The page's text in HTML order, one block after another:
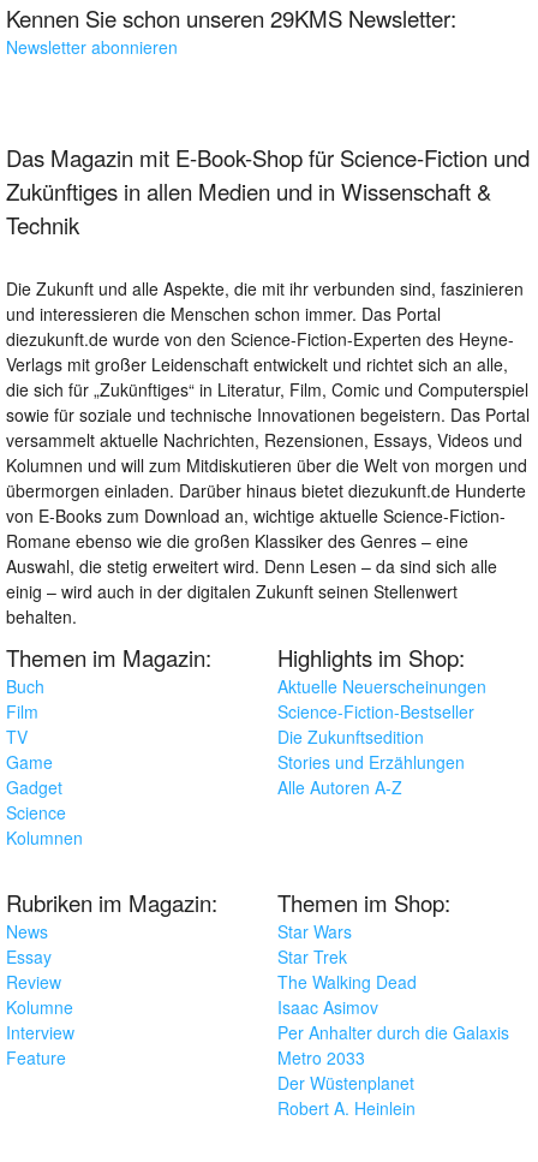
Kennen Sie schon unseren 29KMS Newsletter:
Newsletter abonnieren
Das Magazin mit E-Book-Shop für Science-Fiction und
Zukünftiges in allen Medien und in Wissenschaft &
Technik
Die Zukunft und alle Aspekte, die mit ihr verbunden sind, faszinieren
und interessieren die Menschen schon immer. Das Portal
diezukunft.de wurde von den Science-Fiction-Experten des Heyne-
Verlags mit großer Leidenschaft entwickelt und richtet sich an alle,
die sich für „Zukünftiges“ in Literatur, Film, Comic und Computerspiel
sowie für soziale und technische Innovationen begeistern. Das Portal
versammelt aktuelle Nachrichten, Rezensionen, Essays, Videos und
Kolumnen und will zum Mitdiskutieren über die Welt von morgen und
übermorgen einladen. Darüber hinaus bietet diezukunft.de Hunderte
von E-Books zum Download an, wichtige aktuelle Science-Fiction-
Romane ebenso wie die großen Klassiker des Genres – eine
Auswahl, die stetig erweitert wird. Denn Lesen – da sind sich alle
einig – wird auch in der digitalen Zukunft seinen Stellenwert
behalten.
Themen im Magazin:
Buch
Film
TV
Game
Gadget
Science
Kolumnen
Highlights im Shop:
Aktuelle Neuerscheinungen
Science-Fiction-Bestseller
Die Zukunftsedition
Stories und Erzählungen
Alle Autoren A-Z
Rubriken im Magazin:
News
Essay
Review
Kolumne
Interview
Feature
Themen im Shop:
Star Wars
Star Trek
The Walking Dead
Isaac Asimov
Per Anhalter durch die Galaxis
Metro 2033
Der Wüstenplanet
Robert A. Heinlein